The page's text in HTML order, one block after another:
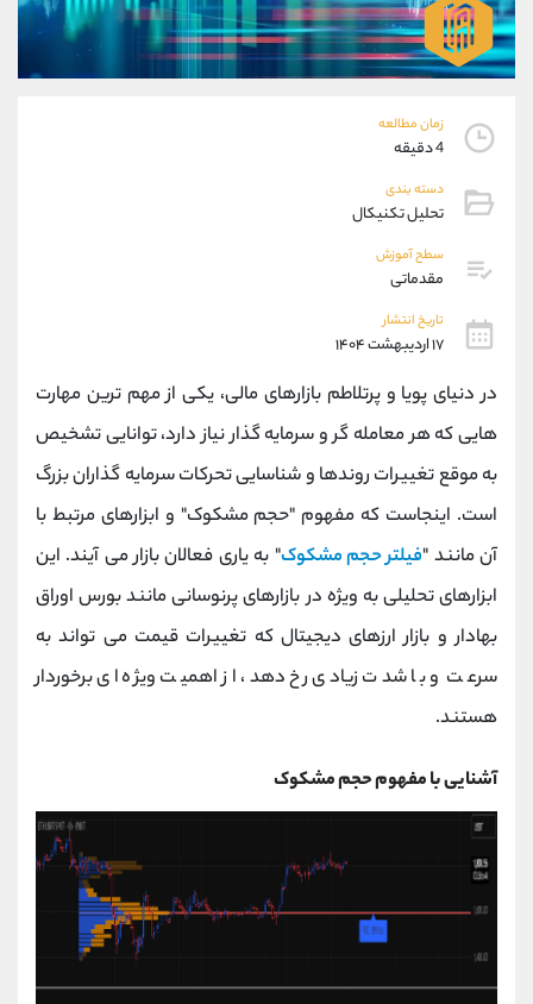
زمان مطالعه
4 دقیقه
دسته بندی
تحلیل تکنیکال
سطح آموزش
مقدماتی
تاریخ انتشار
۱۷ اردیبهشت ۱۴۰۴
در دنیای پویا و پرتلاطم بازارهای مالی، یکی از مهم ترین مهارت
هایی که هر معامله گر و سرمایه گذار نیاز دارد، توانایی تشخیص
به موقع تغییرات روندها و شناسایی تحرکات سرمایه گذاران بزرگ
است. اینجاست که مفهوم "حجم مشکوک" و ابزارهای مرتبط با
آن مانند "فیلتر حجم مشکوک" به یاری فعالان بازار می آیند. این
ابزارهای تحلیلی به ویژه در بازارهای پرنوسانی مانند بورس اوراق
بهادار و بازار ارزهای دیجیتال که تغییرات قیمت می تواند به
سرعت و با شدت زیادی رخ دهد، از اهمیت ویژه ای برخوردار
هستند.
آشنایی با مفهوم حجم مشکوک
09101364784
واتساپ شروع گفتگو
تلگرام @Armteam_admin_104
پشتیبان فروش
موبایل
اطلاعات تماس
تلفن 021-22021030
021-22021040
بدون پیش شماره
اینستاگرام @alireza.mehrabii
کانال تلگرام @alirezamehrabi_com
@alirezamehrabi_official